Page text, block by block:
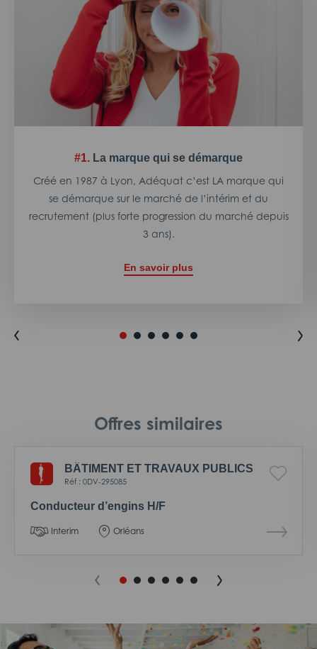
#1. La marque qui se démarque
Créé en 1987 à Lyon, Adéquat c’est LA marque qui
se démarque sur le marché de l’intérim et du
recrutement (plus forte progression du marché depuis
3 ans).
En savoir plus
Offres similaires
BÂTIMENT ET TRAVAUX PUBLICS
Réf : 0DV-295085
Conducteur d’engins H/F
Interim Orléans